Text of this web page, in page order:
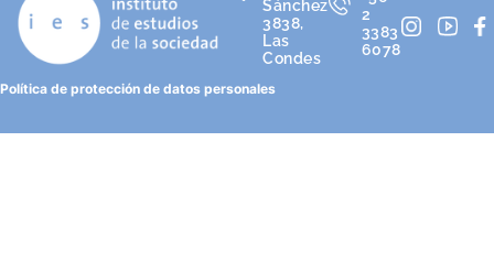
Sánchez
3838,
Las
Condes
2
3383
6078
Política de protección de datos personales